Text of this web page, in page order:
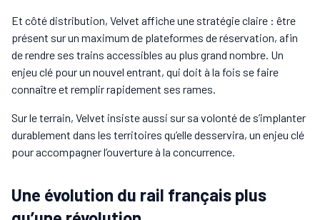
Et côté distribution, Velvet affiche une stratégie claire : être
présent sur un maximum de plateformes de réservation, afin
de rendre ses trains accessibles au plus grand nombre. Un
enjeu clé pour un nouvel entrant, qui doit à la fois se faire
connaître et remplir rapidement ses rames.
Sur le terrain, Velvet insiste aussi sur sa volonté de s’implanter
durablement dans les territoires qu’elle desservira, un enjeu clé
pour accompagner l’ouverture à la concurrence.
Une évolution du rail français plus